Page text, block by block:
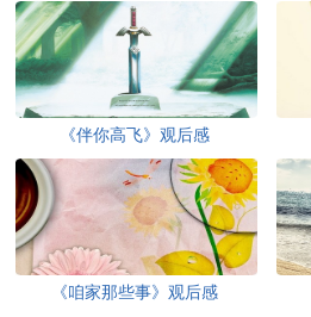
《伴你高飞》观后感
《咱家那些事》观后感